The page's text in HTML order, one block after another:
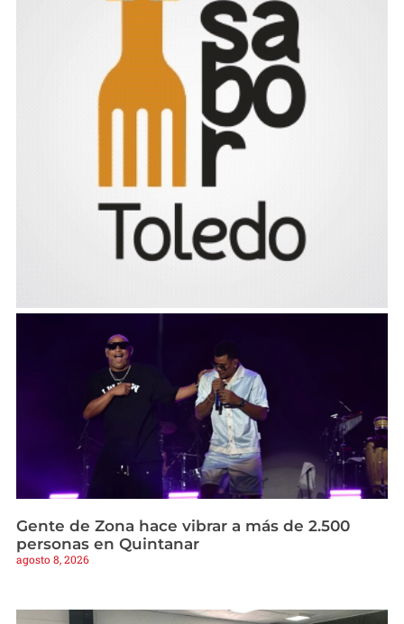
Gente de Zona hace vibrar a más de 2.500
personas en Quintanar
agosto 8, 2026